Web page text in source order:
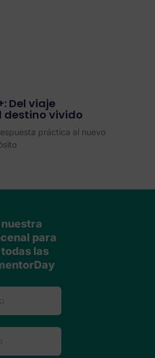
Del viaje
destino vivido
práctica al nuevo
para
las